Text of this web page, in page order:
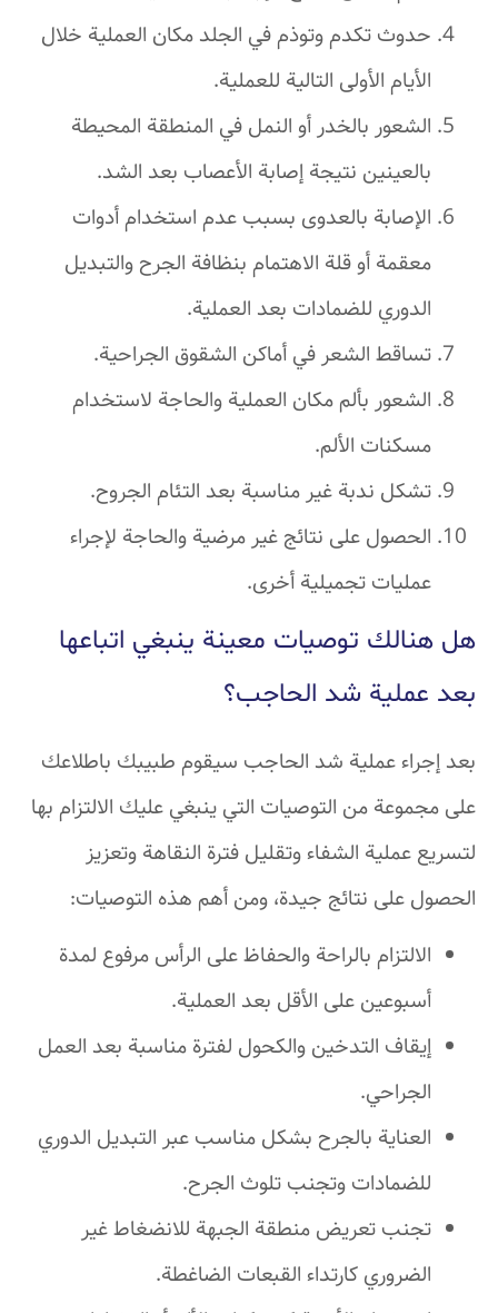
حدوث تكدم وتوذم في الجلد مكان العملية خلال
الأيام الأولى التالية للعملية.
الشعور بالخدر أو النمل في المنطقة المحيطة
بالعينين نتيجة إصابة الأعصاب بعد الشد.
الإصابة بالعدوى بسبب عدم استخدام أدوات
معقمة أو قلة الاهتمام بنظافة الجرح والتبديل
الدوري للضمادات بعد العملية.
تساقط الشعر في أماكن الشقوق الجراحية.
الشعور بألم مكان العملية والحاجة لاستخدام
مسكنات الألم.
تشكل ندبة غير مناسبة بعد التئام الجروح.
الحصول على نتائج غير مرضية والحاجة لإجراء
عمليات تجميلية أخرى.
هل هنالك توصيات معينة ينبغي اتباعها
بعد عملية شد الحاجب؟
بعد إجراء عملية شد الحاجب سيقوم طبيبك باطلاعك
على مجموعة من التوصيات التي ينبغي عليك الالتزام بها
لتسريع عملية الشفاء وتقليل فترة النقاهة وتعزيز
الحصول على نتائج جيدة، ومن أهم هذه التوصيات:
الالتزام بالراحة والحفاظ على الرأس مرفوع لمدة
أسبوعين على الأقل بعد العملية.
إيقاف التدخين والكحول لفترة مناسبة بعد العمل
الجراحي.
العناية بالجرح بشكل مناسب عبر التبديل الدوري
للضمادات وتجنب تلوث الجرح.
تجنب تعريض منطقة الجبهة للانضغاط غير
الضروري كارتداء القبعات الضاغطة.